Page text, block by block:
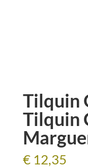
Tilquin
Tilquin
€12,35